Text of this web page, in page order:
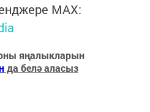
MАХ:
яңалыкларын
да белә аласыз